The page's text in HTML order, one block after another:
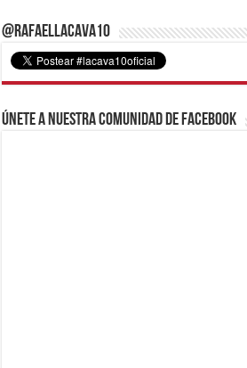
@RafaelLacava10
Únete a nuestra comunidad de Facebook